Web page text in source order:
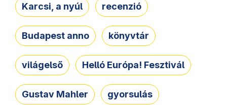
Karcsi, a nyúl recenzió
Budapest anno könyvtár
világelső Helló Európa! Fesztivál
Gustav Mahler gyorsulás